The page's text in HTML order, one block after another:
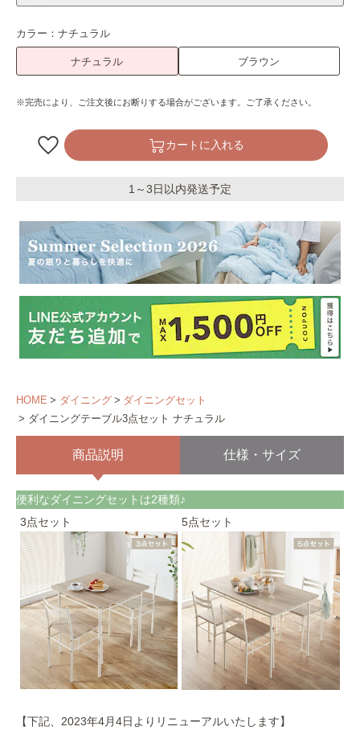
カラー： ナチュラル
ナチュラル ブラウン
※完売により、ご注文後にお断りする場合がございます。ご了承ください。
カートに入れる
1～3日以内発送予定
HOME ダイニング
ダイニングセット
ダイニングテーブル3点セット ナチュラル
商品説明 仕様・サイズ
便利なダイニングセットは2種類♪
3点セット
5点セット
【下記、2023年4月4日よりリニューアルいたします】